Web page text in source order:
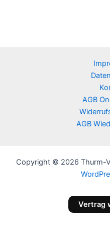
AGB
AGB
Copyright © 2026 Thurm-
Vertrag